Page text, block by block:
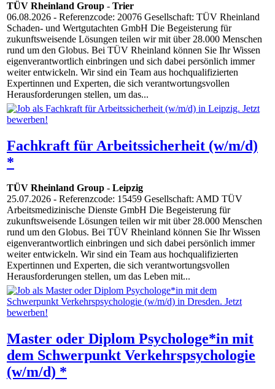
TÜV Rheinland Group - Trier
06.08.2026 - Referenzcode: 20076 Gesellschaft: TÜV Rheinland
Schaden- und Wertgutachten GmbH Die Begeisterung für
zukunftsweisende Lösungen teilen wir mit über 28.000 Menschen
rund um den Globus. Bei TÜV Rheinland können Sie Ihr Wissen
eigenverantwortlich einbringen und sich dabei persönlich immer
weiter entwickeln. Wir sind ein Team aus hochqualifizierten
Expertinnen und Experten, die sich verantwortungsvollen
Herausforderungen stellen, um das...
Fachkraft für Arbeitssicherheit (w/m/d)
*
TÜV Rheinland Group - Leipzig
25.07.2026 - Referenzcode: 15459 Gesellschaft: AMD TÜV
Arbeitsmedizinische Dienste GmbH Die Begeisterung für
zukunftsweisende Lösungen teilen wir mit über 28.000 Menschen
rund um den Globus. Bei TÜV Rheinland können Sie Ihr Wissen
eigenverantwortlich einbringen und sich dabei persönlich immer
weiter entwickeln. Wir sind ein Team aus hochqualifizierten
Expertinnen und Experten, die sich verantwortungsvollen
Herausforderungen stellen, um das Leben mit...
Master oder Diplom Psychologe*in mit
dem Schwerpunkt Verkehrspsychologie
(w/m/d) *